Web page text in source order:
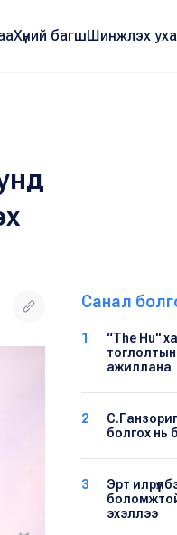
Хүний багшШинжлэх
Санал
1
“The Hu"
тоглолтын
ажиллана
2
болгох нь
3
Эрт
эхэллээ